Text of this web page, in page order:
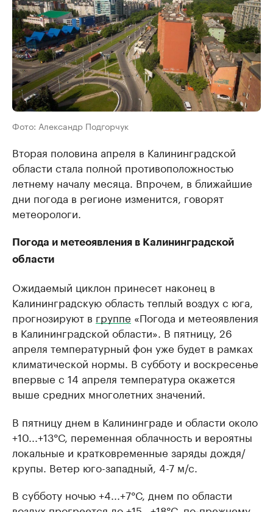
Фото: Александр Подгорчук
Вторая половина апреля в Калининградской
области стала полной противоположностью
летнему началу месяца. Впрочем, в ближайшие
дни погода в регионе изменится, говорят
метеорологи.
Погода и метеоявления в Калининградской
области
Ожидаемый циклон принесет наконец в
Калининградскую область теплый воздух с юга,
прогнозируют в группе «Погода и метеоявления
в Калининградской области». В пятницу, 26
апреля температурный фон уже будет в рамках
климатической нормы. В субботу и воскресенье
впервые с 14 апреля температура окажется
выше средних многолетних значений.
В пятницу днем в Калининграде и области около
+10...+13°С, переменная облачность и вероятны
локальные и кратковременные заряды дождя/
крупы. Ветер юго-западный, 4-7 м/с.
В субботу ночью +4...+7°С, днем по области